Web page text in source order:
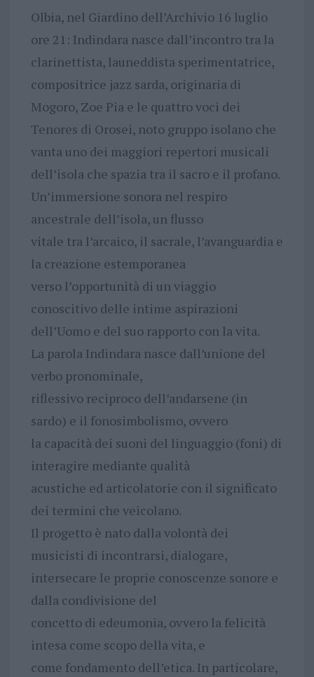
Olbia, nel Giardino dell’Archivio 16 luglio
ore 21: Indindara nasce dall’incontro tra la
clarinettista, launeddista sperimentatrice,
compositrice jazz sarda, originaria di
Mogoro, Zoe Pia e le quattro voci dei
Tenores di Orosei, noto gruppo isolano che
vanta uno dei maggiori repertori musicali
dell’isola che spazia tra il sacro e il profano.
Un’immersione sonora nel respiro
ancestrale dell’isola, un flusso
vitale tra l’arcaico, il sacrale, l’avanguardia e
la creazione estemporanea
verso l’opportunità di un viaggio
conoscitivo delle intime aspirazioni
dell’Uomo e del suo rapporto con la vita.
La parola Indindara nasce dall’unione del
verbo pronominale,
riflessivo reciproco dell’andarsene (in
sardo) e il fonosimbolismo, ovvero
la capacità dei suoni del linguaggio (foni) di
interagire mediante qualità
acustiche ed articolatorie con il significato
dei termini che veicolano.
Il progetto è nato dalla volontà dei
musicisti di incontrarsi, dialogare,
intersecare le proprie conoscenze sonore e
dalla condivisione del
concetto di edeumonia, ovvero la felicità
intesa come scopo della vita, e
come fondamento dell’etica. In particolare,